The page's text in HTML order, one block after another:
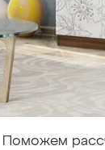
Поможем